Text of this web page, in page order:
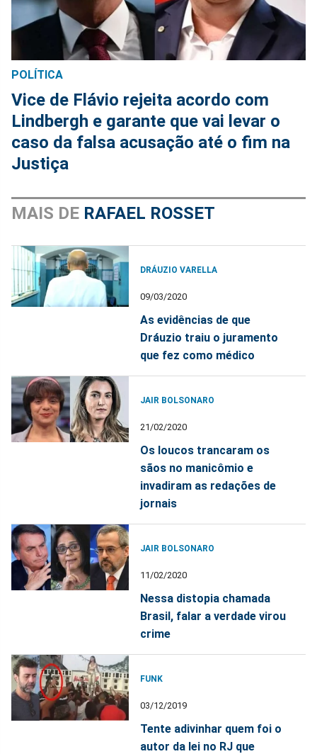
POLÍTICA
Vice de Flávio rejeita acordo com
Lindbergh e garante que vai levar o
caso da falsa acusação até o fim na
Justiça
MAIS DE RAFAEL ROSSET
DRÁUZIO VARELLA
09/03/2020
As evidências de que
Dráuzio traiu o juramento
que fez como médico
JAIR BOLSONARO
21/02/2020
Os loucos trancaram os
sãos no manicômio e
invadiram as redações de
jornais
JAIR BOLSONARO
11/02/2020
Nessa distopia chamada
Brasil, falar a verdade virou
crime
FUNK
03/12/2019
Tente adivinhar quem foi o
autor da lei no RJ que